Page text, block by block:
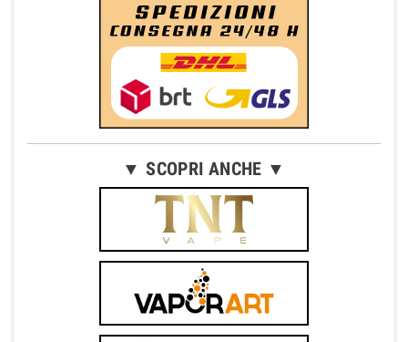
▼ SCOPRI ANCHE ▼